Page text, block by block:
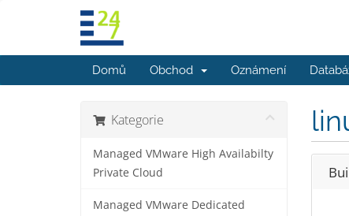
Domů Obchod Oznámení
Kategorie
Managed VMware High Availabilty
Private Cloud
Managed VMware Dedicated